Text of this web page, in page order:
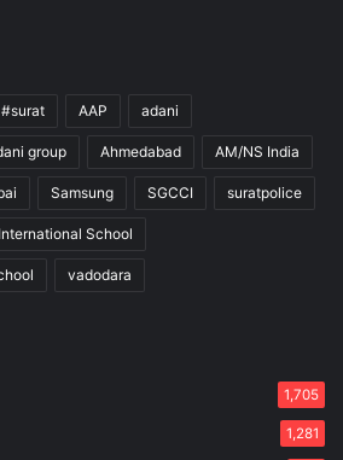
#surat AAP adani
group Ahmedabad AM/NS India
Samsung SGCCI suratpolice
School
vadodara
1,705
1,281